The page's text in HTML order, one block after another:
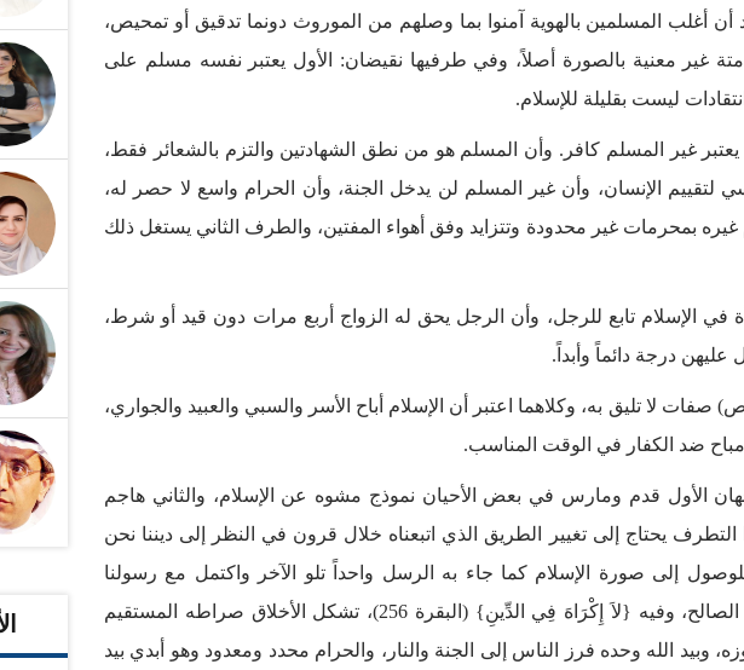
أن أغلب المسلمين بالهوية آمنوا بما وصلهم من الموروث دونما تدقيق أو تمحيص،
غير معنية بالصورة أصلاً، وفي طرفيها نقيضان: الأول يعتبر نفسه مسلم على
ليست بقليلة للإسلام.
يعتبر غير المسلم كافر. وأن المسلم هو من نطق الشهادتين والتزم بالشعائر فقط،
لتقييم الإنسان، وأن غير المسلم لن يدخل الجنة، وأن الحرام واسع لا حصر له،
غيره بمحرمات غير محدودة وتتزايد وفق أهواء المفتين، والطرف الثاني يستغل ذلك
في الإسلام تابع للرجل، وأن الرجل يحق له الزواج أربع مرات دون قيد أو شرط،
درجة دائماً وأبداً.
لا تليق به، وكلاهما اعتبر أن الإسلام أباح الأسر والسبي والعبيد والجواري،
مباح ضد الكفار في الوقت المناسب.
قدم ومارس في بعض الأحيان نموذج مشوه عن الإسلام، والثاني هاجم
يحتاج إلى تغيير الطريق الذي اتبعناه خلال قرون في النظر إلى ديننا نحن
إلى صورة الإسلام كما جاء به الرسل واحداً تلو الآخر واكتمل مع رسولنا
محمد، أركانه الإيمان بالله والعمل الصالح، وفيه {لاَ إِكْرَاهَ فِي الدِّينِ} (البقرة 256)، تشكل الأخلاق صراطه المستقيم
وبيد الله وحده فرز الناس إلى الجنة والنار، والحرام محدد ومعدود وهو أبدي بيد